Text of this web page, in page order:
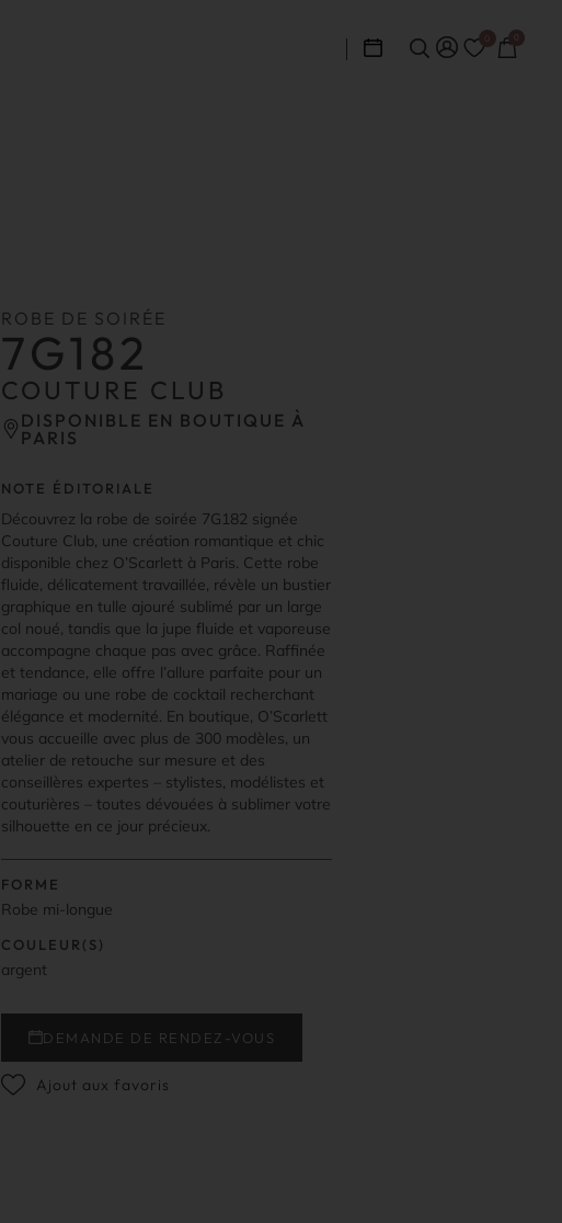
ROBE DE SOIRÉE
7G182
COUTURE CLUB
DISPONIBLE EN BOUTIQUE À
PARIS
NOTE ÉDITORIALE
Découvrez la robe de soirée 7G182 signée
Couture Club, une création romantique et chic
disponible chez O’Scarlett à Paris. Cette robe
fluide, délicatement travaillée, révèle un bustier
graphique en tulle ajouré sublimé par un large
col noué, tandis que la jupe fluide et vaporeuse
accompagne chaque pas avec grâce. Raffinée
et tendance, elle offre l’allure parfaite pour un
mariage ou une robe de cocktail recherchant
élégance et modernité. En boutique, O’Scarlett
vous accueille avec plus de 300 modèles, un
atelier de retouche sur mesure et des
conseillères expertes – stylistes, modélistes et
couturières – toutes dévouées à sublimer votre
silhouette en ce jour précieux.
FORME
Robe mi-longue
COULEUR(S)
argent
DEMANDE DE RENDEZ-VOUS
Ajout aux favoris